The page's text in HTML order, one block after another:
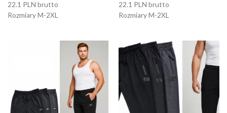
22.1 PLN brutto
Rozmiary M-2XL
22.1 PLN brutto
Rozmiary M-2XL